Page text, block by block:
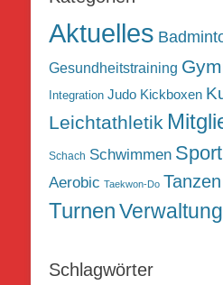
Aktuelles
Gesundheitstraining
Integration Judo Kickboxen
Leichtathletik
Schach Schwimmen Sport
Aerobic Taekwon-Do Tanzen
TurnenVerwaltung
Schlagwörter